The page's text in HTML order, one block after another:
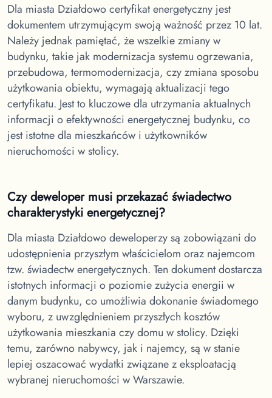
Dla miasta Działdowocertyfikat energetyczny jest
dokumentem utrzymującym swoją ważność przez 10 lat.
Należy jednak pamiętać, że wszelkie zmiany w
budynku, takie jak modernizacja systemu ogrzewania,
przebudowa, termomodernizacja, czy zmiana sposobu
użytkowania obiektu, wymagają aktualizacji tego
certyfikatu. Jest to kluczowe dla utrzymania aktualnych
informacji o efektywności energetycznej budynku, co
jest istotne dla mieszkańców i użytkowników
nieruchomości w stolicy.
Czy deweloper musi przekazać świadectwo
charakterystyki energetycznej?
Dla miasta Działdowodeweloperzy są zobowiązani do
udostępnienia przyszłym właścicielom oraz najemcom
tzw. świadectw energetycznych. Ten dokument dostarcza
istotnych informacji o poziomie zużycia energii w
danym budynku, co umożliwia dokonanie świadomego
wyboru, z uwzględnieniem przyszłych kosztów
użytkowania mieszkania czy domu w stolicy. Dzięki
temu, zarówno nabywcy, jak i najemcy, są w stanie
lepiej oszacować wydatki związane z eksploatacją
wybranej nieruchomości w Warszawie.